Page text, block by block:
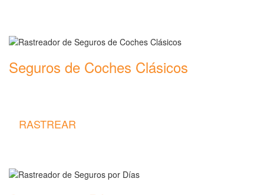
Seguros de Coches Clásicos
RASTREAR